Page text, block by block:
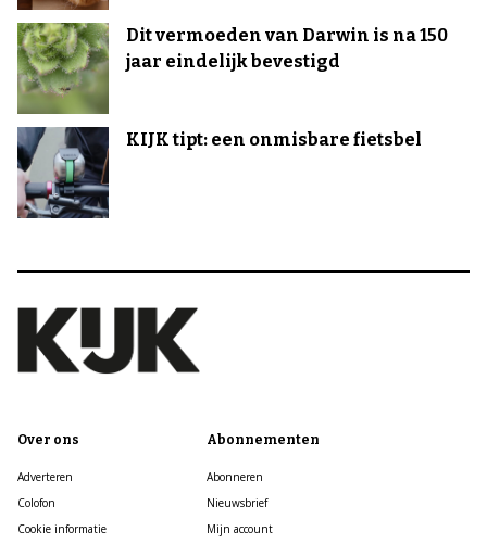
Dit vermoeden van Darwin is na 150
jaar eindelijk bevestigd
KIJK tipt: een onmisbare fietsbel
Over ons
Adverteren
Colofon
Cookie informatie
Abonnementen
Abonneren
Nieuwsbrief
Mijn account